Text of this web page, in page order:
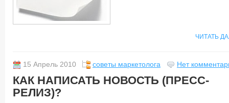
ЧИТАТЬ
15 Апрель 2010 советы маркетолога Нет
КАК НАПИСАТЬ НОВОСТЬ (ПРЕСС-
РЕЛИЗ)?